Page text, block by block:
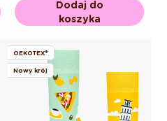
Dodaj do
koszyka
OEKOTEX®
Nowy krój